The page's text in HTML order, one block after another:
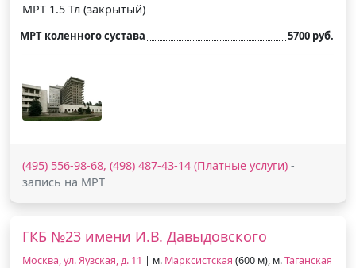
МРТ 1.5 Тл (закрытый)
МРТ коленного сустава 5700 руб.
(495) 556-98-68, (498) 487-43-14 (Платные услуги) -
запись на МРТ
ГКБ №23 имени И.В. Давыдовского
Москва, ул. Яузская, д. 11 | м. Марксистская (600 м), м.Таганская